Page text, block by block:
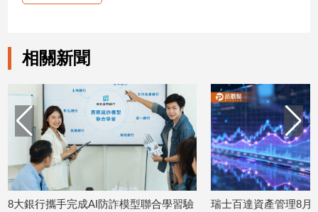
美
食
座/
命
理
消
費
健
康/
相關新聞
聯合學習驗
瑞士百達資產管理8月展望！偏好中國以
遠傳